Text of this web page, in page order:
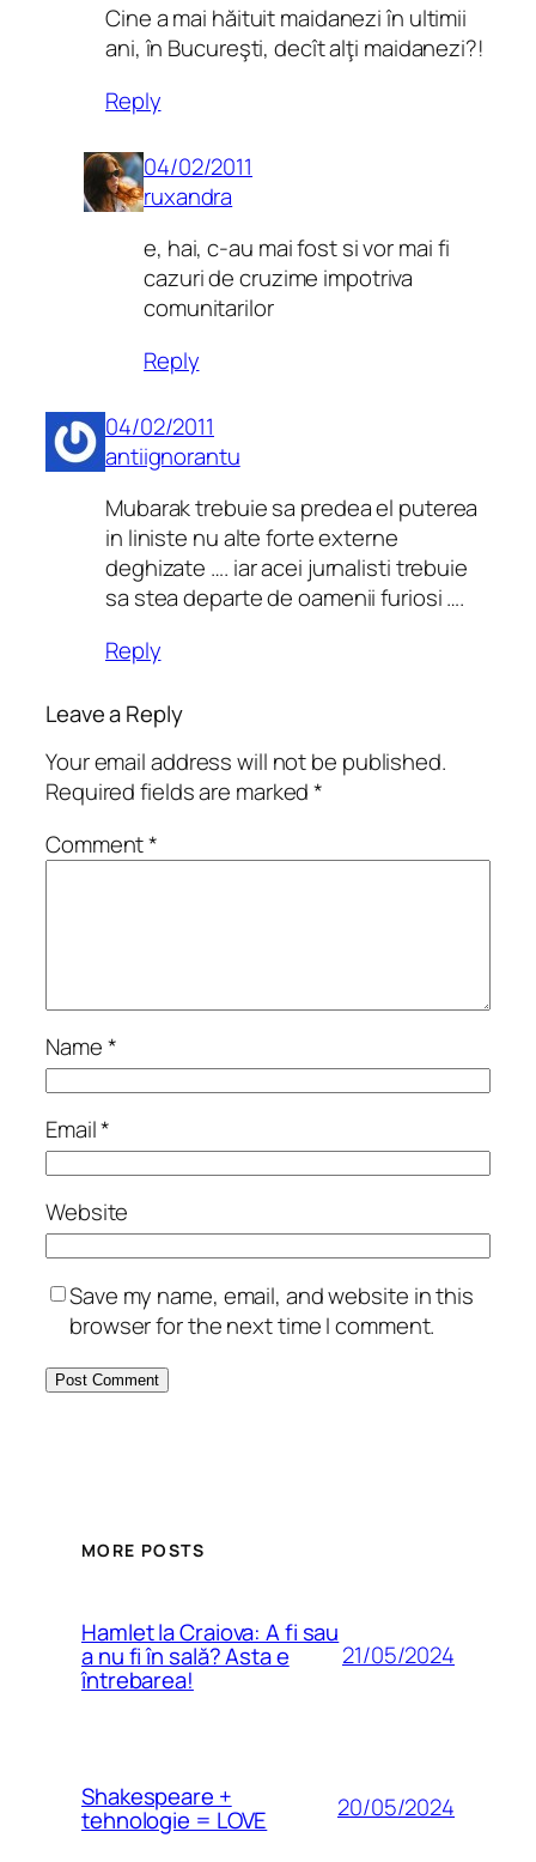
Cine a mai hăituit maidanezi în ultimii
ani, în Bucureşti, decît alţi maidanezi?!
Reply
04/02/2011
ruxandra
e, hai, c-au mai fost si vor mai fi
cazuri de cruzime impotriva
comunitarilor
Reply
04/02/2011
antiignorantu
Mubarak trebuie sa predea el puterea
in liniste nu alte forte externe
deghizate …. iar acei jurnalisti trebuie
sa stea departe de oamenii furiosi ….
Reply
Leave a Reply
Your email address will not be published.
Required fields are marked*
Comment*
Name*
Email*
Website
Save my name, email, and website in this
browser for the next time I comment.
MORE POSTS
Hamlet la Craiova: A fi sau
a nu fi în sală? Asta e
întrebarea!
21/05/2024
Shakespeare +
tehnologie = LOVE 20/05/2024